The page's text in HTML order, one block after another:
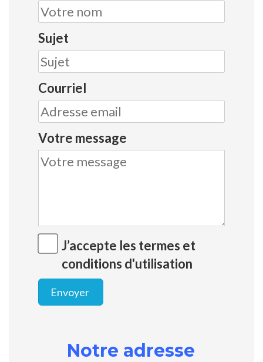
Sujet
Courriel
Votre message
J’accepte les termes et
conditions d'utilisation
Envoyer
Notre adresse